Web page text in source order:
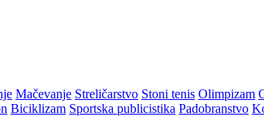
Mačevanje Streličarstvo Stoni tenis Olimpizam
Biciklizam Sportska publicistika Padobranstvo